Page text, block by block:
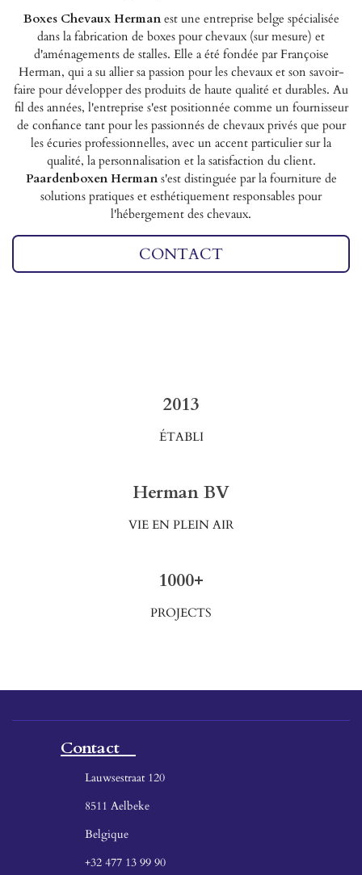
Boxes Chevaux Hermanest une entreprise belge spécialisée
dans la fabrication de boxes pour chevaux (sur mesure) et
d'aménagements de stalles. Elle a été fondée par Françoise
Herman, qui a su allier sa passion pour les chevaux et son savoir-
faire pour développer des produits de haute qualité et durables. Au
fil des années, l'entreprise s'est positionnée comme un fournisseur
de confiance tant pour les passionnés de chevaux privés que pour
les écuries professionnelles, avec un accent particulier sur la
qualité, la personnalisation et la satisfaction du client.
Paardenboxen Hermans'est distinguée par la fourniture de
solutions pratiques et esthétiquement responsables pour
l'hébergement des chevaux.
CONTACT
2013
ÉTABLI
Herman BV
VIE EN PLEIN AIR
1000+
PROJECTS
Contact
Lauwsestraat 120
8511 Aelbeke
Belgique
+32 477 13 99 90